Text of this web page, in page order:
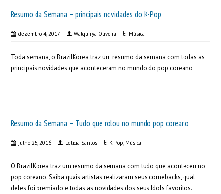
Resumo da Semana – principais novidades do K-Pop
dezembro 4, 2017 Walquírya Oliveira Música
Toda semana, o BrazilKorea traz um resumo da semana com todas as
principais novidades que aconteceram no mundo do pop coreano
Resumo da Semana – Tudo que rolou no mundo pop coreano
julho 25, 2016 Leticia Santos K-Pop, Música
O BrazilKorea traz um resumo da semana com tudo que aconteceu no
pop coreano. Saiba quais artistas realizaram seus comebacks, qual
deles foi premiado e todas as novidades dos seus Idols favoritos.